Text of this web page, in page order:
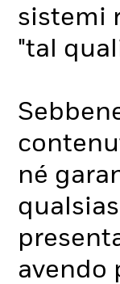
sistemi
"tal
né
avendo